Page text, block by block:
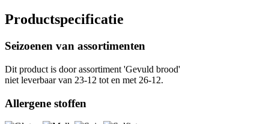
Productspecificatie
Seizoenen van assortimenten
Dit product is door assortiment 'Gevuld brood'
niet leverbaar van 23-12 tot en met 26-12.
Allergene stoffen